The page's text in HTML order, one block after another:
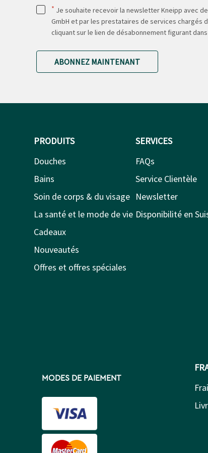
* Je souhaite recevoir la newsletter Kneipp avec
GmbH et par les prestataires de services chargés
cliquant sur le lien de désabonnement figurant
ABONNEZ MAINTENANT
PRODUITS
Douches
Bains
Soin de corps & du visage
La santé et le mode de vie
Cadeaux
Nouveautés
Offres et offres spéciales
SERVICES
FAQs
Service Clientèle
Newsletter
Disponibilité en
MODES DE PAIEMENT